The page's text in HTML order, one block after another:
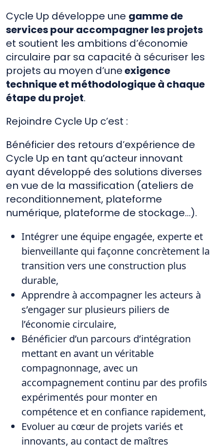
Cycle Up développe une gamme de
services pour accompagner les projets
et soutient les ambitions d’économie
circulaire par sa capacité à sécuriser les
projets au moyen d’uneexigence
technique et méthodologique à chaque
étape du projet.
Rejoindre Cycle Up c’est :
Bénéficier des retours d’expérience de
Cycle Up en tant qu’acteur innovant
ayant développé des solutions diverses
en vue de la massification (ateliers de
reconditionnement, plateforme
numérique, plateforme de stockage…).
Intégrer une équipe engagée, experte et
bienveillante qui façonne concrètement la
transition vers une construction plus
durable,
Apprendre à accompagner les acteurs à
s’engager sur plusieurs piliers de
l’économie circulaire,
Bénéficier d’un parcours d’intégration
mettant en avant un véritable
compagnonnage, avec un
accompagnement continu par des profils
expérimentés pour monter en
compétence et en confiance rapidement,
Evoluer au cœur de projets variés et
innovants, au contact de maîtres